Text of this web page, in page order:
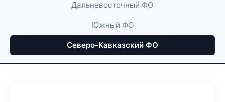
Дальневосточный ФО
Южный ФО
Северо-Кавказский ФО